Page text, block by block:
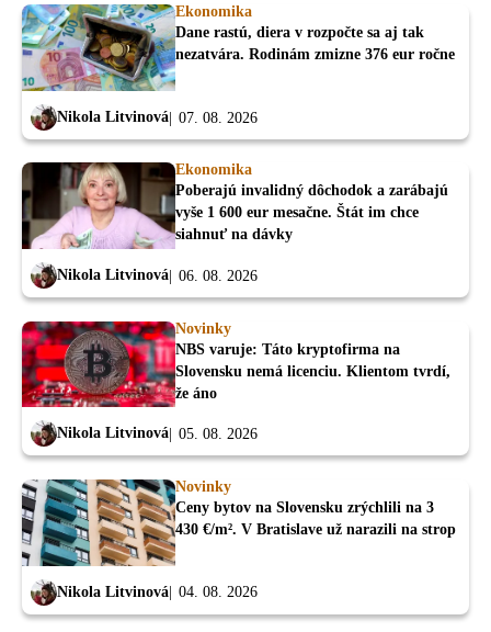
Ekonomika
Dane rastú, diera v rozpočte sa aj tak
nezatvára. Rodinám zmizne 376 eur ročne
Nikola Litvinová 07. 08. 2026
Ekonomika
Poberajú invalidný dôchodok a zarábajú
vyše 1 600 eur mesačne. Štát im chce
siahnuť na dávky
Nikola Litvinová 06. 08. 2026
Novinky
NBS varuje: Táto kryptofirma na
Slovensku nemá licenciu. Klientom tvrdí,
že áno
Nikola Litvinová 05. 08. 2026
Novinky
Ceny bytov na Slovensku zrýchlili na 3
430 €/m². V Bratislave už narazili na strop
Nikola Litvinová 04. 08. 2026